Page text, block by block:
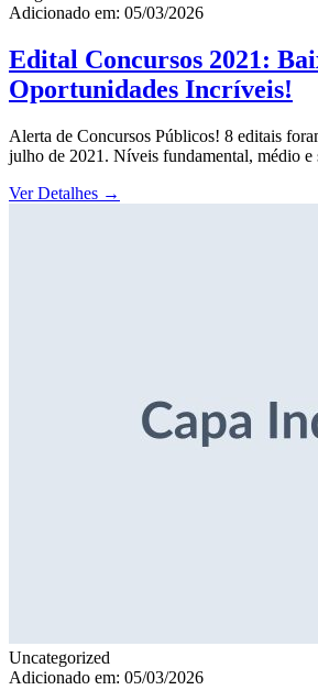
Adicionado em: 05/03/2026
Edital Concursos 2021:
Oportunidades Incríveis!
Alerta de Concursos Públicos! 8 editais
julho de 2021. Níveis fundamental, médio e
Ver Detalhes →
Uncategorized
Adicionado em: 05/03/2026